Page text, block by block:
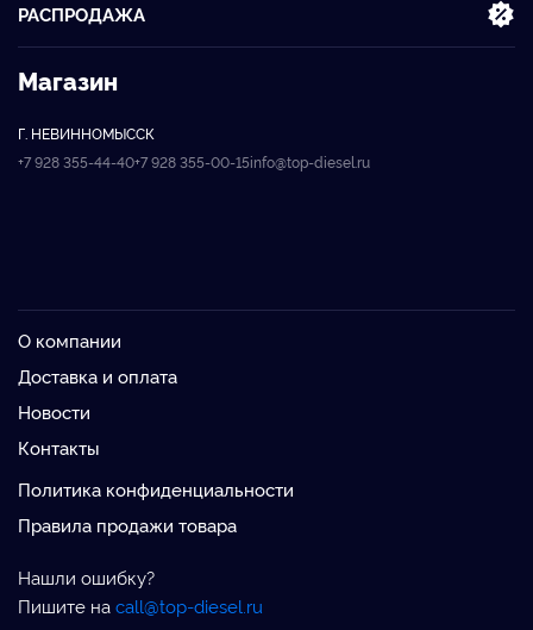
РАСПРОДАЖА
Магазин
Г. НЕВИННОМЫССК
+7 928 355-44-40+7 928 355-00-15info@top-diesel.ru
О компании
Доставка и оплата
Новости
Контакты
Политика конфиденциальности
Правила продажи товара
Нашли ошибку?
Пишите наcall@top-diesel.ru